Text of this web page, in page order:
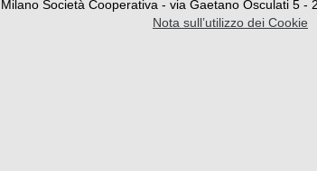
Società Cooperativa - via Gaetano Osculati 5 -
Nota sull’utilizzo dei Cookie